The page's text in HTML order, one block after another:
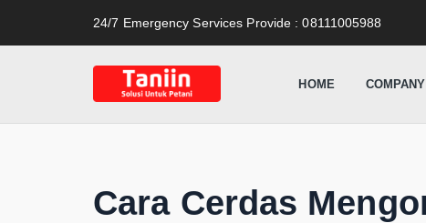
24/7 Emergency Services Provide : 08111005988
HOME COMPANY
Cara Cerdas